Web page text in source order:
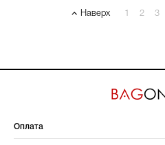
Наверх 1 2 3
Оплата